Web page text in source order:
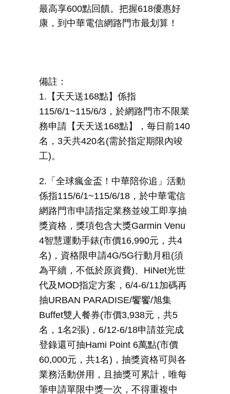
最高享600點回饋。把握618優惠好
康，到中華電信網路門市最划算！
備註：
1.【天天送168點】係指
115/6/1~115/6/3 ，於網路門市不限業
務申請【天天送168點】，每日前140
名， 3天共420名 (需於指定期限內竣
工)。
2.「全球瘋金盃！中華陪你追」活動
係指115/6/1~115/6/18 ，於中華電信
網路門市申請指定業務並竣工即享抽
獎資格，獎項包含大獎Garmin Venu
4智慧運動手錶(市價16,990元，共4
名) ，資格限申請4G/5G行動月租 (須
為平續，不低於原資費)、 HiNet光世
代及 MOD指定方案， 6/4-6/11加碼再
抽URBAN PARADISE/饗饗/旭集
Buffet雙人餐券(市價3,938元，共5
名， 1名 2張) ， 6/12-6/18申請並完成
登錄還可抽Hami Point 6萬點(市價
60,000元，共1名) ，抽獎資格可與各
業務活動併用，且抽獎可累計，唯每
筆申請單限中獎一次，不得重複中